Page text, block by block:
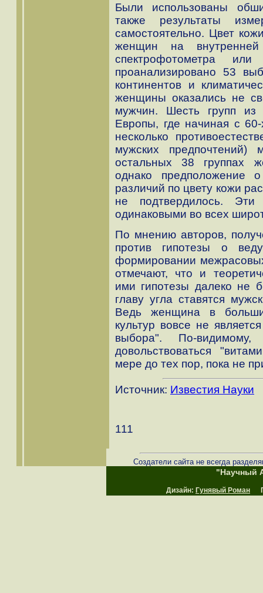
Были использованы
также результаты
самостоятельно. Цвет
женщин на
спектрофотометра
проанализировано 53
континентов и
женщины оказались не
мужчин. Шесть групп из
Европы, где начиная с
несколько
мужских
остальных 38 группах
однако предположение
различий по цвету кожи
не подтвердилось. Эти
одинаковыми во всех
По мнению авторов,
против гипотезы о
формировании
отмечают, что и
ими гипотезы далеко не
главу угла ставятся
Ведь женщина в
культур вовсе не
выбора". По-видимому,
довольствоваться
мере до тех пор, пока не
Источник: Известия Науки
111
Создатели сайта не всегда
"Научный
Дизайн: Гунявый Роман